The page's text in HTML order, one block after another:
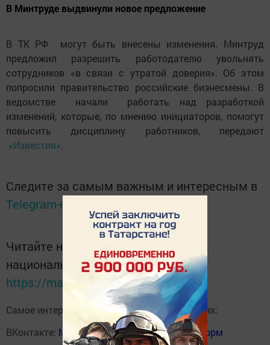
В Минтруде выдвинули новое предложение
В ТК РФ могут быть внесены изменения. Минтруд
предложил разрешить работодателю увольнять
сотрудников «в связи с утратой доверия». Об этом
попросили правительство российские бизнесмены. В
ведомстве начали работать над разработкой
изменений, которые, по мнению инициаторов, помогут
повысить дисциплину работников, передают
«Известия».
Следите за самым важным и интересным в
Telegram-канале
Читайте новости Татарстана в
национальном мессенджере MАХ:
https://max.ru/tatmedia
Самое интересное в наших социальных сетях:
ВКонтакте: Мензелинск news - Мензеля-информ